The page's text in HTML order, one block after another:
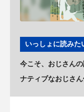
いっしょに読みた
今こそ、おじさん
ナティブなおじさ